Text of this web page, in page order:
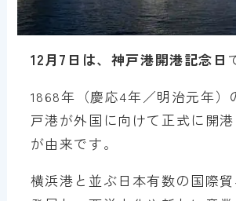
12月7日は、神戸港開港記念日
1868年（慶応4年／明治元年）
戸港が外国に向けて正式に開
が由来です。
横浜港と並ぶ日本有数の国際